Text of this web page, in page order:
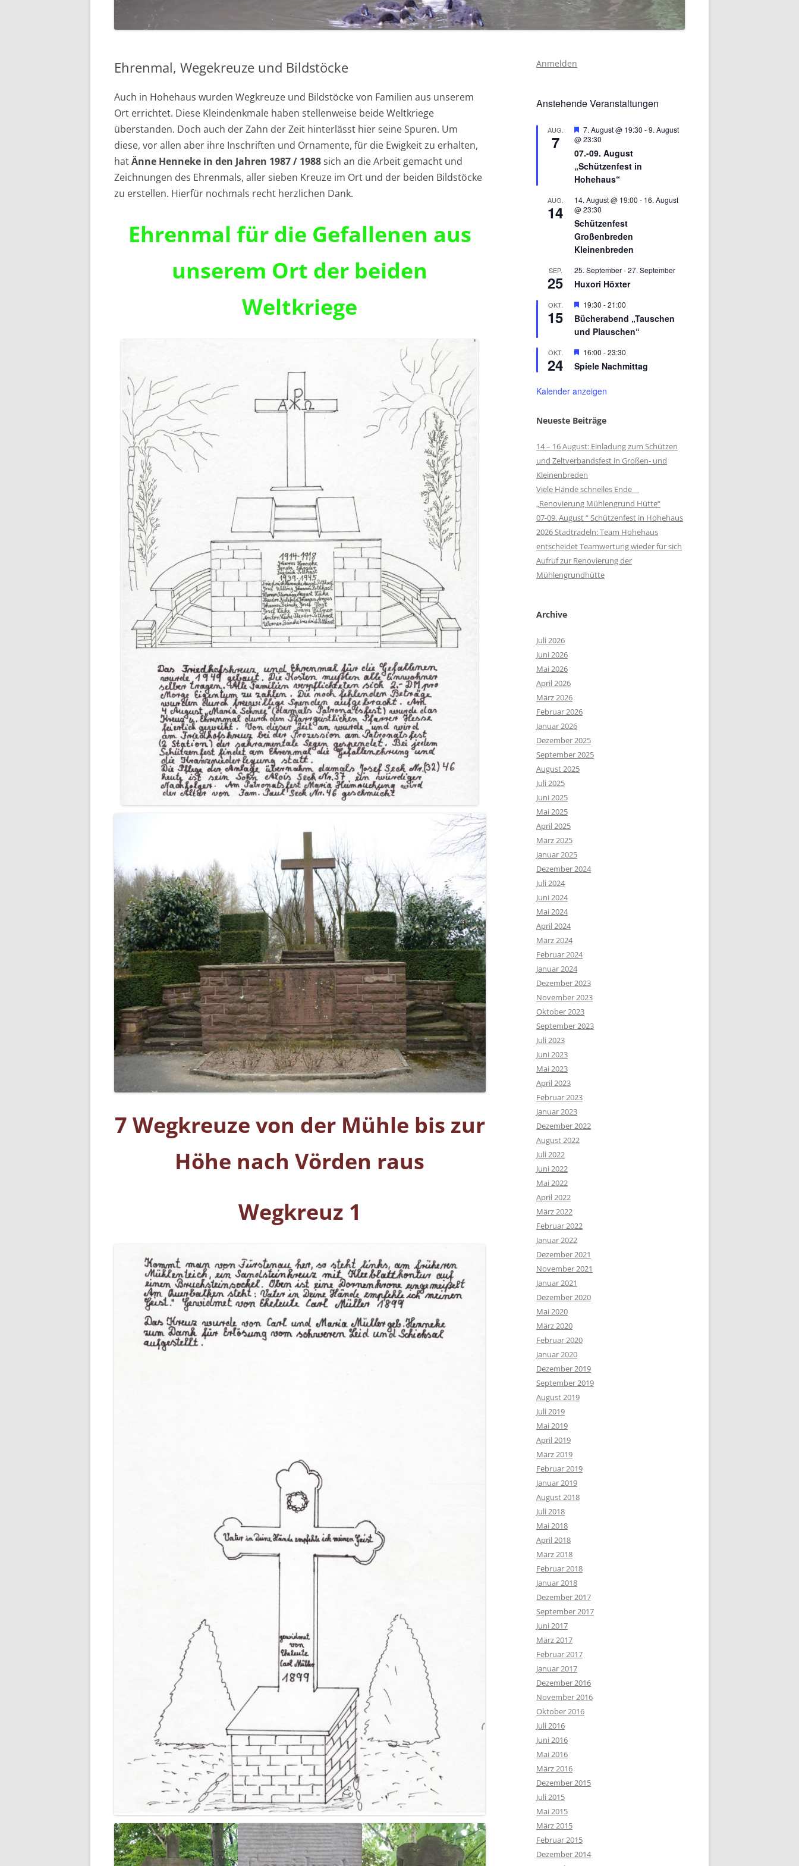
1971 – 1980
1961 – 1970
1800 – 1899
STERNSINGER / HEILIGE DREI
KÖNIGE
SCHULE
SCHUTZHÜTTE
UNSER DORF HAT ZUKUNFT
LUFTBILDER
Ehrenmal, Wegekreuze und Bildstöcke
Auch in Hohehaus wurden Wegkreuze und Bildstöcke von Familien aus unserem
Ort errichtet. Diese Kleindenkmale haben stellenweise beide Weltkriege
überstanden. Doch auch der Zahn der Zeit hinterlässt hier seine Spuren. Um
diese, vor allen aber ihre Inschriften und Ornamente, für die Ewigkeit zu erhalten,
hatÄnne Henneke in den Jahren 1987 / 1988sich an die Arbeit gemacht und
Zeichnungen des Ehrenmals, aller sieben Kreuze im Ort und der beiden Bildstöcke
zu erstellen. Hierfür nochmals recht herzlichen Dank.
Ehrenmal für die Gefallenen aus
unserem Ort der beiden
Weltkriege
7 Wegkreuze von der Mühle bis zur
Höhe nach Vörden raus
Wegkreuz 1
Anmelden
Anstehende Veranstaltungen
AUG.
7
Hervorgehoben
7. August @ 19:30 -9. August
@ 23:30
07.-09. August
„Schützenfest in
Hohehaus“
AUG.
14
14. August @ 19:00 - 16. August
@ 23:30
Schützenfest
Großenbreden
Kleinenbreden
SEP.
25
25. September-27. September
Huxori Höxter
OKT.
15
Hervorgehoben
19:30 -21:00
Bücherabend „Tauschen
und Plauschen“
OKT.
24
Hervorgehoben
16:00 -23:30
Spiele Nachmittag
Kalender anzeigen
Neueste Beiträge
14 – 16 August: Einladung zum Schützen
und Zeltverbandsfest in Großen- und
Kleinenbreden
Viele Hände schnelles Ende
„Renovierung Mühlengrund Hütte“
07-09. August “ Schützenfest in Hohehaus
2026 Stadtradeln: Team Hohehaus
entscheidet Teamwertung wieder für sich
Aufruf zur Renovierung der
Mühlengrundhütte
Archive
Juli 2026
Juni 2026
Mai 2026
April 2026
März 2026
Februar 2026
Januar 2026
Dezember 2025
September 2025
August 2025
Juli 2025
Juni 2025
Mai 2025
April 2025
März 2025
Januar 2025
Dezember 2024
Juli 2024
Juni 2024
Mai 2024
April 2024
März 2024
Februar 2024
Januar 2024
Dezember 2023
November 2023
Oktober 2023
September 2023
Juli 2023
Juni 2023
Mai 2023
April 2023
Februar 2023
Januar 2023
Dezember 2022
August 2022
Juli 2022
Juni 2022
Mai 2022
April 2022
März 2022
Februar 2022
Januar 2022
Dezember 2021
November 2021
Januar 2021
Dezember 2020
Mai 2020
März 2020
Februar 2020
Januar 2020
Dezember 2019
September 2019
August 2019
Juli 2019
Mai 2019
April 2019
März 2019
Februar 2019
Januar 2019
August 2018
Juli 2018
Mai 2018
April 2018
März 2018
Februar 2018
Januar 2018
Dezember 2017
September 2017
Juni 2017
März 2017
Februar 2017
Januar 2017
Dezember 2016
November 2016
Oktober 2016
Juli 2016
Juni 2016
Mai 2016
März 2016
Dezember 2015
Juli 2015
Mai 2015
März 2015
Februar 2015
Dezember 2014